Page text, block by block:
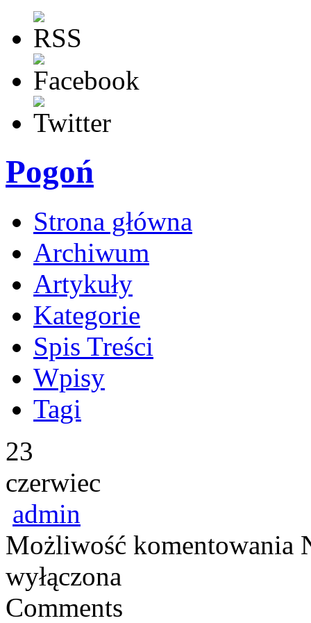
Pogoń
Strona główna
Archiwum
Artykuły
Kategorie
Spis Treści
Wpisy
Tagi
23
czerwiec
admin
Możliwość komentowania
wyłączona
Comments